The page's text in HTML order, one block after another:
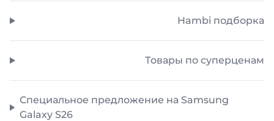
Hambi подборка
Товары по суперценам
Специальное предложение на Samsung
Galaxy S26